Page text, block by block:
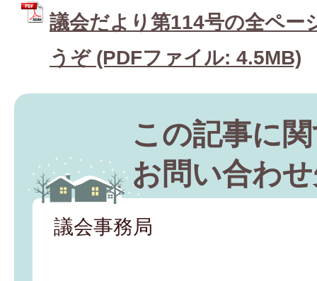
議会だより第114号の全ペー
うぞ (PDFファイル: 4.5MB)
この記事に
お問い合わ
議会事務局